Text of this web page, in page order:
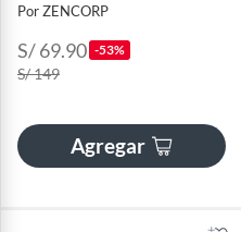
Por ZENCORP
S/ 69.90 -53%
S/ 149
Agregar